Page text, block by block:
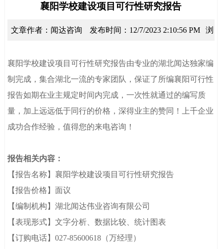
襄阳学校建设项目可行性研究报告
文章作者：闻达咨询 发布时间：12/7/2023 2:10:56 PM 浏
襄阳学校建设项目可行性研究报告由专业的湖北闻达独家编
制完成，集合湖北一流的专家团队，保证了所编襄阳可行性
报告如期在业主规定时间内完成，一次性就通过的编写质
量，加上远远低于同行的价格，深得业主的赞同！上千企业
成功合作经验，值得您的来电咨询！
报告相关内容：
【报告名称】襄阳学校建设项目可行性研究报告
【报告价格】面议
【编制机构】湖北闻达伟业咨询有限公司
【表现形式】文字分析、数据比较、统计图表
【订购电话】027-85600618 （万经理）